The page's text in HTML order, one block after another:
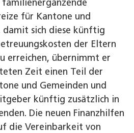
für Kantone und
damit sich diese künftig
der Eltern
erreichen, übernimmt er
Zeit einen Teil der
und Gemeinden und
künftig zusätzlich in
Die neuen Finanzhilfen
die Vereinbarkeit von